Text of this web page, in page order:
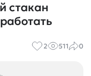
стакан
2 511 0